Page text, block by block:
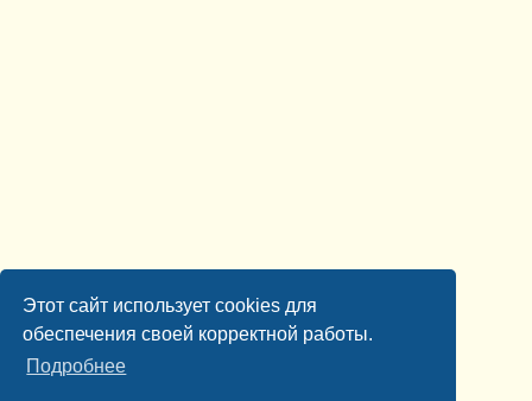
Этот сайт использует cookies для
обеспечения своей корректной работы.
Подробнее